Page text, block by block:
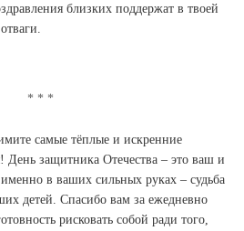
близких поддержат в твоей
самые тёплые и искренние
День защитника Отечества – это ваш и
в ваших сильных руках – судьба
детей. Спасибо вам за ежедневно
рисковать собой ради того,